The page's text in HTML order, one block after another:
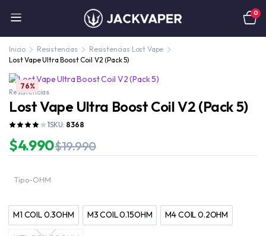
0
Inicio Resistencias
Resistencias Lost Vape
Lost Vape Ultra Boost Coil V2 (Pack 5)
76%
Resistencias
Lost Vape Ultra Boost Coil V2 (Pack 5)
1SKU: 8368
$19.990
$4.990
Tipo-OHM
M1 COIL 0.3OHMM1 COIL 0.3OHMM3 COIL 0.15OHMM3 COIL 0.15OHMM4 COIL 0.2OHM
M4 COIL 0.2OHM